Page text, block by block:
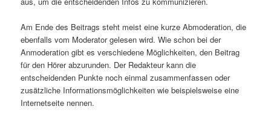
Am Ende des Beitrags steht meist eine kurze Abmoderation, die
ebenfalls vom Moderator gelesen wird. Wie schon bei der
Anmoderation gibt es verschiedene Möglichkeiten, den Beitrag
für den Hörer abzurunden. Der Redakteur kann die
entscheidenden Punkte noch einmal zusammenfassen oder
zusätzliche Informationsmöglichkeiten wie beispielsweise eine
Internetseite nennen.